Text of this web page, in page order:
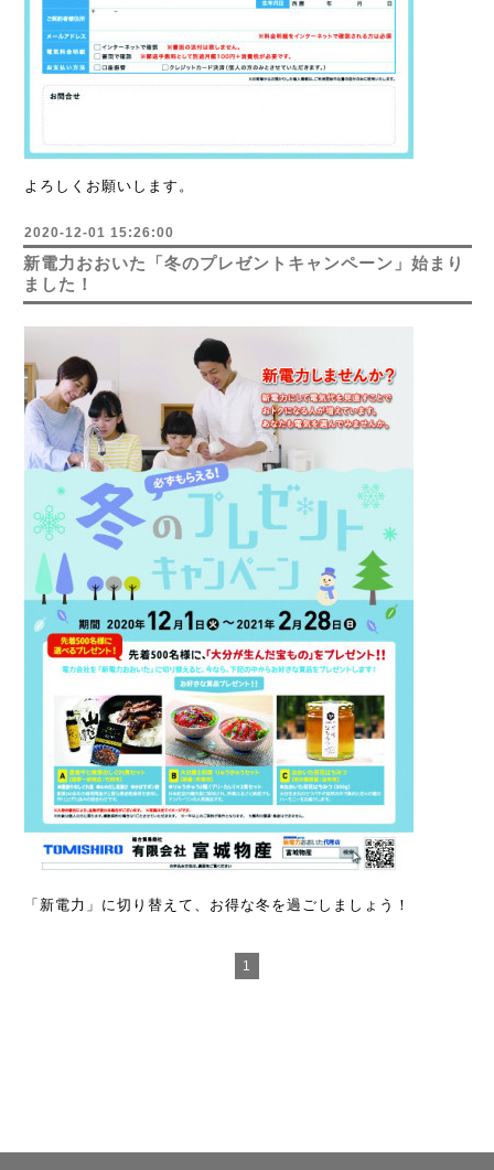
よろしくお願いします。
2020-12-01 15:26:00
新電力おおいた「冬のプレゼントキャンペーン」始まり
ました！
「新電力」に切り替えて、お得な冬を過ごしましょう！
1